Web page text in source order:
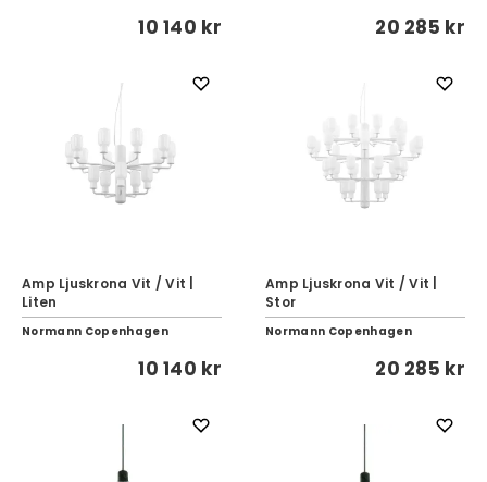
10 140 kr 20 285 kr
Amp Ljuskrona Vit / Vit |
Liten
Normann Copenhagen
10 140 kr
Amp Ljuskrona Vit / Vit |
Stor
Normann Copenhagen
20 285 kr